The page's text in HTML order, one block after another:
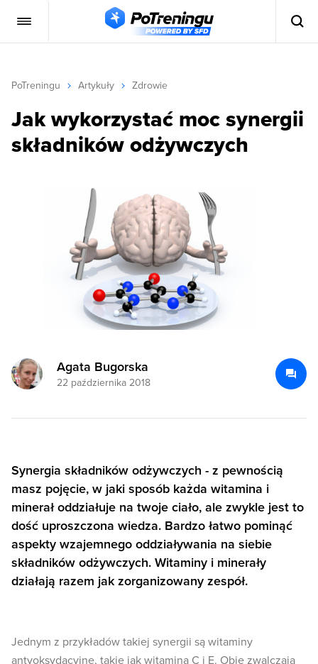
PoTreningu Artykuły Zdrowie
Jak wykorzystać moc synergii
składników odżywczych
Agata Bugorska
22 października 2018
Synergia składników odżywczych - z pewnością
masz pojęcie, w jaki sposób każda witamina i
minerał oddziałuje na twoje ciało, ale zwykle jest to
dość uproszczona wiedza. Bardzo łatwo pominąć
aspekty wzajemnego oddziaływania na siebie
składników odżywczych. Witaminy i minerały
działają razem jak zorganizowany zespół.
Jednym z przykładów takiej synergii są witaminy
antyoksydacyjne, takie jak witamina C i E. Obie zwalczają